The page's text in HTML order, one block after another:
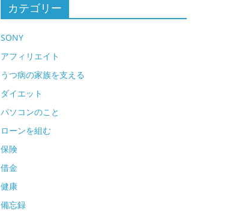
カテゴリー
SONY
アフィリエイト
うつ病の家族を支える
ダイエット
パソコンのこと
ローンを組む
保険
借金
健康
備忘録